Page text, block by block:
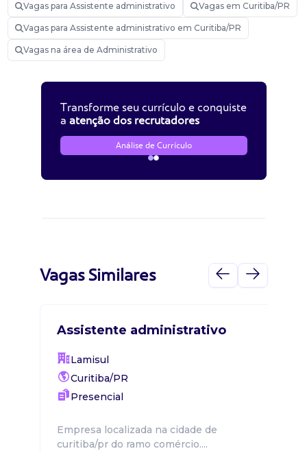
Vagas para Assistente administrativo Vagas em Curitiba/PR
Vagas para Assistente administrativo em Curitiba/PR
Vagas na área de Administrativo
Transforme seu currículo e conquiste
a atenção dos recrutadores
Análise de Currículo
Vagas Similares
Assistente administrativo
Lamisul
Curitiba/PR
Presencial
Empresa localizada na cidade de
curitiba/pr do ramo comércio....